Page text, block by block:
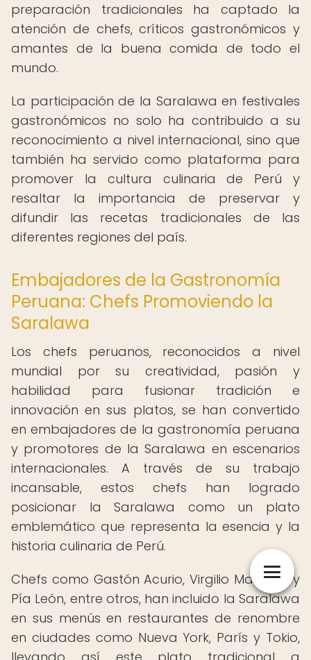
preparación tradicionales ha captado la
atención de chefs, críticos gastronómicos y
amantes de la buena comida de todo el
mundo.
La participación de la Saralawa en festivales
gastronómicos no solo ha contribuido a su
reconocimiento a nivel internacional, sino que
también ha servido como plataforma para
promover la cultura culinaria de Perú y
resaltar la importancia de preservar y
difundir las recetas tradicionales de las
diferentes regiones del país.
Embajadores de la Gastronomía
Peruana: Chefs Promoviendo la
Saralawa
Los chefs peruanos, reconocidos a nivel
mundial por su creatividad, pasión y
habilidad para fusionar tradición e
innovación en sus platos, se han convertido
en embajadores de la gastronomía peruana
y promotores de la Saralawa en escenarios
internacionales. A través de su trabajo
incansable, estos chefs han logrado
posicionar la Saralawa como un plato
emblemático que representa la esencia y la
historia culinaria de Perú.
Chefs como Gastón Acurio, Virgilio Martínez y
Pía León, entre otros, han incluido la Saralawa
en sus menús en restaurantes de renombre
en ciudades como Nueva York, París y Tokio,